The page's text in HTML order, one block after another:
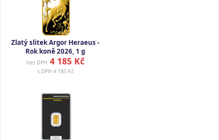
Zlatý slitek Argor Heraeus -
Rok koně 2026, 1 g
bez DPH 4 185 Kč
s DPH 4 185 Kč